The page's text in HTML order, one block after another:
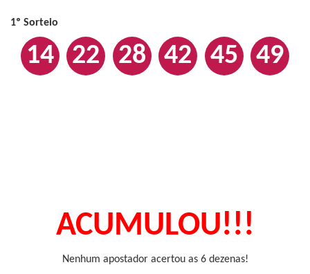
1º Sorteio
14 22 28 42 45 49
ACUMULOU!!!
Nenhum apostador acertou as 6 dezenas!